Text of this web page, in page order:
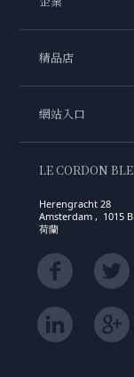
精品店
網站入口
LE CORDON
Herengracht 28
Amsterdam , 1015 BL
荷蘭